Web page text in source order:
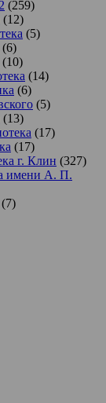
(259)
(12)
(5)
(6)
(10)
(14)
(6)
(5)
(13)
(17)
(17)
г. Клин (327)
имени А. П.
(7)